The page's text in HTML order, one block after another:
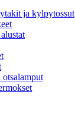
ja kylpytossut
otsalamput